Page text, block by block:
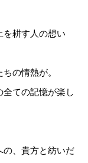
耕す人の想い
の情熱が。
ての記憶が楽し
の、貴方と紡いだ